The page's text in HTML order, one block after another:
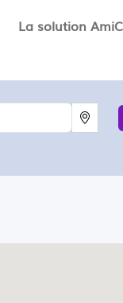
La solution